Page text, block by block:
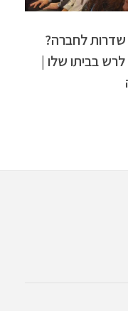
לחברה?
בביתו שלו |